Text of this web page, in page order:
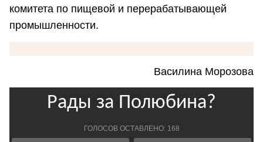
комитета по пищевой и перерабатывающей
промышленности.
Василина Морозова